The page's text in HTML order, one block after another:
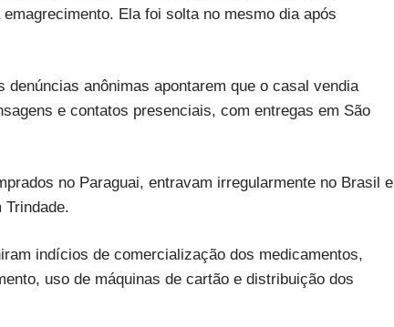
Ela foi solta no mesmo dia após
anônimas apontarem que o casal vendia
e contatos presenciais, com entregas em São
no Paraguai, entravam irregularmente no Brasil e
indícios de comercialização dos medicamentos,
uso de máquinas de cartão e distribuição dos